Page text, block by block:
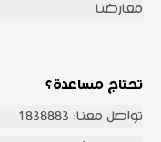
معارضنا
تحتاج مساعدة؟
تواصل معنا: 1838883